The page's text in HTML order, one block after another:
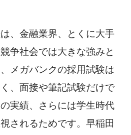
、金融業界、とくに大手
争社会では大きな強みと
メガバンクの採用試験は
、面接や筆記試験だけで
実績、さらには学生時代
されるためです。早稲田